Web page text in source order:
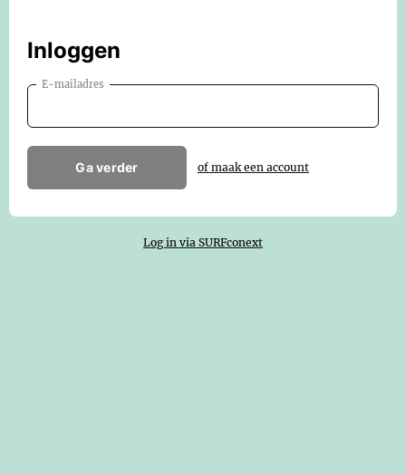
Inloggen
E-mailadres
Ga verder of maak een account
Log in via SURFconext